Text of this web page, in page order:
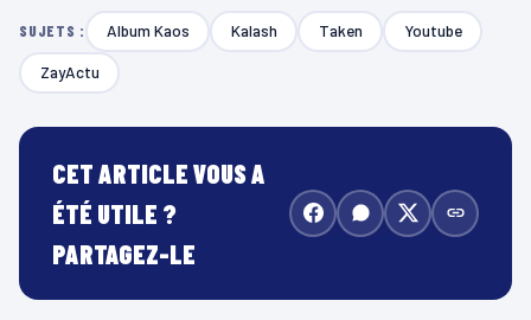
SUJETS : Album Kaos Kalash Taken Youtube
ZayActu
CET ARTICLE VOUS A
ÉTÉ UTILE ?
PARTAGEZ-LE